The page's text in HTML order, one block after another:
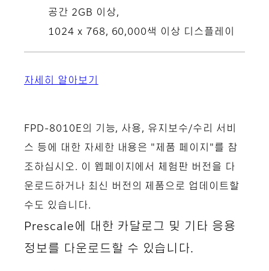
공간 2GB 이상,
1024 x 768, 60,000색 이상 디스플레이
자세히 알아보기
FPD-8010E의 기능, 사용, 유지보수/수리 서비
스 등에 대한 자세한 내용은 "제품 페이지"를 참
조하십시오. 이 웹페이지에서 체험판 버전을 다
운로드하거나 최신 버전의 제품으로 업데이트할
수도 있습니다.
Prescale에 대한 카달로그 및 기타 응용
정보를 다운로드할 수 있습니다.